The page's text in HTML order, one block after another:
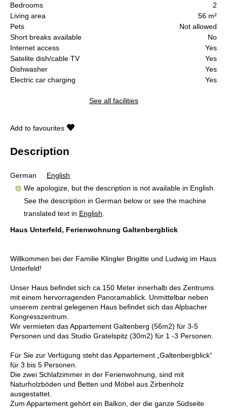
Bedrooms
2
Living area
56 m²
Pets
Not allowed
Short breaks available
No
Internet access
Yes
Satelite dish/cable TV
Yes
Dishwasher
Yes
Electric car charging
Yes
See all facilities
Add to favourites
Description
German
English
We apologize, but the description is not available in English.
See the description in German below or see the machine
translated text in English
Haus Unterfeld, Ferienwohnung Galtenbergblick
Willkommen bei der Familie Klingler Brigitte und Ludwig im Haus
Unterfeld!
Unser Haus befindet sich ca.150 Meter innerhalb des Zentrums
mit einem hervorragenden Panoramablick. Unmittelbar neben
unserem zentral gelegenen Haus befindet sich das Alpbacher
Kongresszentrum.
Wir vermieten das Appartement Galtenberg (56m2) für 3-5
Personen und das Studio Gratelspitz (30m2) für 1 -3 Personen.
Für Sie zur Verfügung steht das Appartement „Galtenbergblick“
für 3 bis 5 Personen.
Die zwei Schlafzimmer in der Ferienwohnung, sind mit
Naturholzböden und Betten und Möbel aus Zirbenholz
ausgestattet.
Zum Appartement gehört ein Balkon, der die ganze Südseite